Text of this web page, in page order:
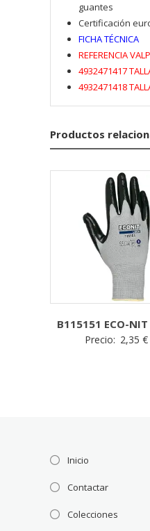
guantes
Certificación
FICHA TÉCNICA
REFERENCIA
4932471417
4932471418
Productos
B115151 ECO-NIT
Precio: 2,35€
Inicio
Contactar
Colecciones